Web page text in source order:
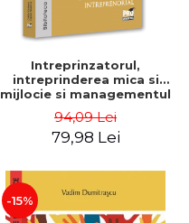
Intreprinzatorul,
intreprinderea mica si
mijlocie si managementul
Nicolescu, Ciprian
Nicolescu
94,09 Lei
79,98 Lei
-15%